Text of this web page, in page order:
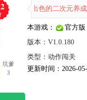
坑爹
3
出色的二次元养成动作游
本游戏： 官方版
版本：V1.0.180
类型：动作闯关
更新时间：2026-